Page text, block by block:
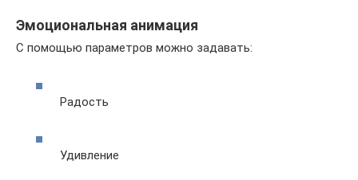
Эмоциональная анимация
С помощью параметров можно задавать:
Радость
Удивление